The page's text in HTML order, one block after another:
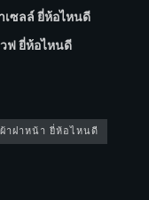
เซลล์ ยี่ห้อไหนดี
ฟ ยี่ห้อไหนดี
าฝาหน้า ยี่ห้อไหนดี